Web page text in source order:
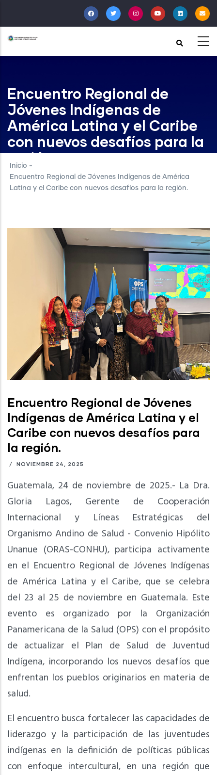
al
contenido
principal
Encuentro Regional de
Jóvenes Indígenas de
América Latina y el Caribe
con nuevos desafíos para la
región.
Inicio -
Encuentro Regional de Jóvenes Indígenas de América
Latina y el Caribe con nuevos desafíos para la región.
Encuentro Regional de Jóvenes
Indígenas de América Latina y el
Caribe con nuevos desafíos para
la región.
/ NOVIEMBRE 24, 2025
Guatemala, 24 de noviembre de 2025.- La Dra.
Gloria Lagos, Gerente de Cooperación
Internacional y Líneas Estratégicas del
Organismo Andino de Salud - Convenio Hipólito
Unanue (ORAS-CONHU), participa activamente
en el Encuentro Regional de Jóvenes Indígenas
de América Latina y el Caribe, que se celebra
del 23 al 25 de noviembre en Guatemala. Este
evento es organizado por la Organización
Panamericana de la Salud (OPS) con el propósito
de actualizar el Plan de Salud de Juventud
Indígena, incorporando los nuevos desafíos que
enfrentan los pueblos originarios en materia de
salud.
El encuentro busca fortalecer las capacidades de
liderazgo y la participación de las juventudes
indígenas en la definición de políticas públicas
con enfoque intercultural, en una región que